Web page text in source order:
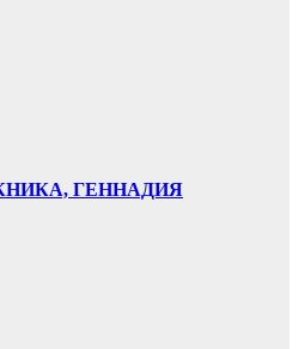
ГЕННАДИЯ